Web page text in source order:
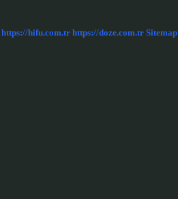
https://hifu.com.tr https://doze.com.tr Sitemap